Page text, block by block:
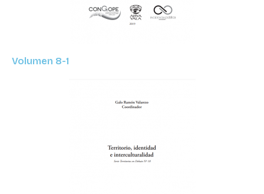
Volumen 8-1